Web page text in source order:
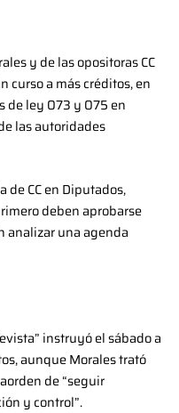
y de las opositoras CC
curso a más créditos, en
de ley 073 y 075 en
las autoridades
de CC en Diputados,
deben aprobarse
analizar una agenda
instruyó el sábado a
aunque Morales trató
de “seguir
y control”.